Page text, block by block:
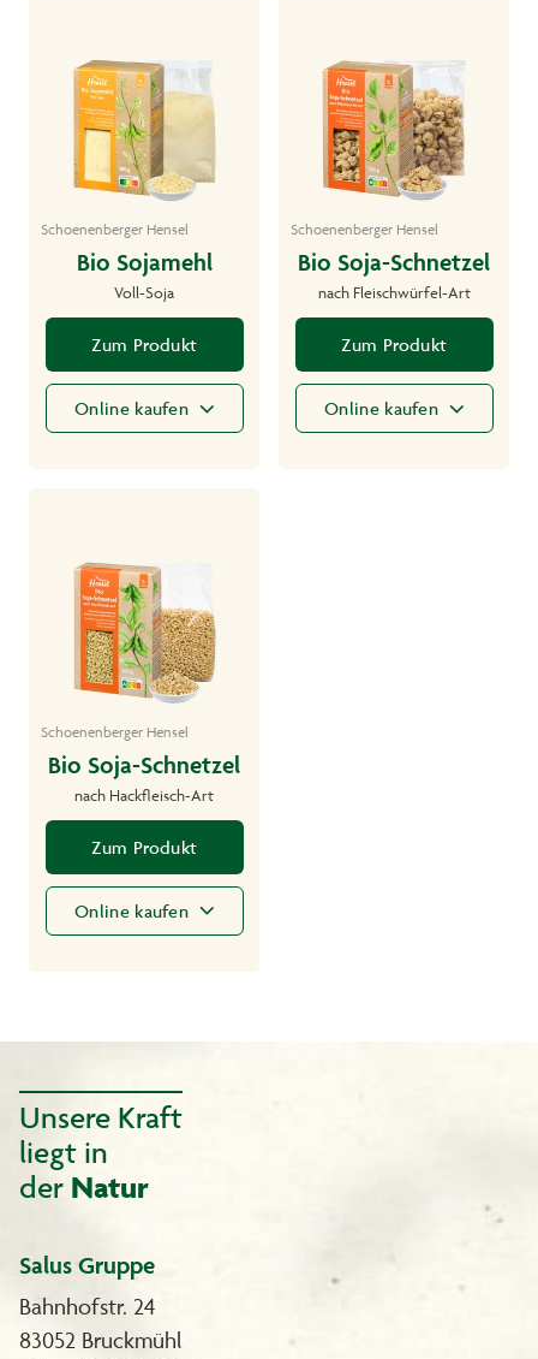
Schoenenberger Hensel
Bio Sojamehl
Voll-Soja
Zum Produkt
Online kaufen
Schoenenberger Hensel
Bio Soja-Schnetzel
nach Fleischwürfel-Art
Zum Produkt
Online kaufen
Schoenenberger Hensel
Bio Soja-Schnetzel
nach Hackfleisch-Art
Zum Produkt
Online kaufen
Unsere Kraft
liegt in
der Natur
Salus Gruppe
Bahnhofstr. 24
83052 Bruckmühl